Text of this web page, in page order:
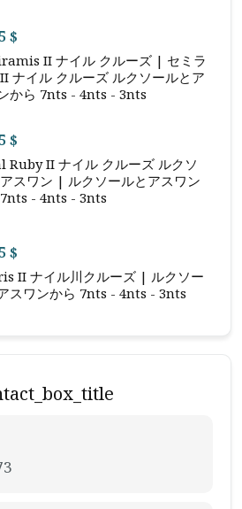
$
II ナイル クルーズ | セミラ
ナイル クルーズ ルクソールとア
から 7nts - 4nts - 3nts
$
Ruby II ナイル クルーズ ルクソ
スワン | ルクソールとアスワン
- 4nts - 3nts
$
II ナイル川クルーズ | ルクソー
スワンから 7nts - 4nts - 3nts